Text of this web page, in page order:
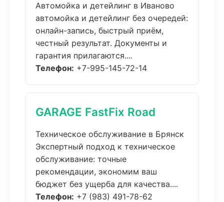
Автомойка и детейлинг в Иваново
автомойка и детейлинг без очередей:
онлайн-запись, быстрый приём,
честный результат. Документы и
гарантия прилагаются....
Телефон: +7-995-145-72-14
GARAGE FastFix Road
Техническое обслуживание в Брянск
Экспертный подход к техническое
обслуживание: точные
рекомендации, экономим ваш
бюджет без ущерба для качества....
Телефон: +7 (983) 491-78-62